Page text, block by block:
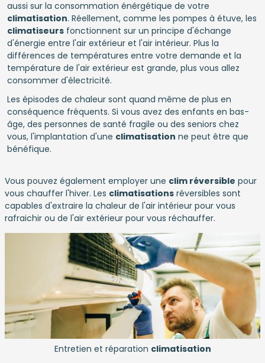
aussi sur la consommation énérgétique de votre
climatisation. Réellement, comme les pompes à étuve, les
climatiseursfonctionnent sur un principe d'échange
d'énergie entre l'air extérieur et l'air intérieur. Plus la
différences de températures entre votre demande et la
température de l'air extérieur est grande, plus vous allez
consommer d'électricité.
Les épisodes de chaleur sont quand même de plus en
conséquence fréquents. Si vous avez des enfants en bas-
âge, des personnes de santé fragile ou des seniors chez
vous, l'implantation d'une climatisation ne peut être que
bénéfique.
Vous pouvez également employer une clim réversible pour
vous chauffer l'hiver. Les climatisations réversibles sont
capables d'extraire la chaleur de l'air intérieur pour vous
rafraichir ou de l'air extérieur pour vous réchauffer.
Entretien et réparation climatisation